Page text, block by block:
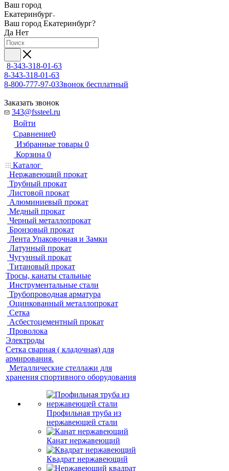
Ваш город
Екатеринбург
Ваш город Екатеринбург?
Да Нет
8-343-318-01-63
8-343-318-01-63
8-800-777-97-03Звонок бесплатный
Заказать звонок
343@fssteel.ru
Войти
Сравнение0
Избранные товары 0
Корзина 0
Каталог
Нержавеющий прокат
Трубный прокат
Листовой прокат
Алюминиевый прокат
Медный прокат
Черный металлопрокат
Бронзовый прокат
Лента Упаковочная и Замки
Латунный прокат
Чугунный прокат
Титановый прокат
Тросы, канаты стальные
Инструментальные стали
Трубопроводная арматура
Оцинкованный металлопрокат
Сетка
Асбестоцементный прокат
Проволока
Электроды
Сетка сварная ( кладочная) для
армирования.
Металлические стеллажи для
хранения спортивного оборудования
Профильная труба из
нержавеющей стали
Канат нержавеющий
Квадрат нержавеющий